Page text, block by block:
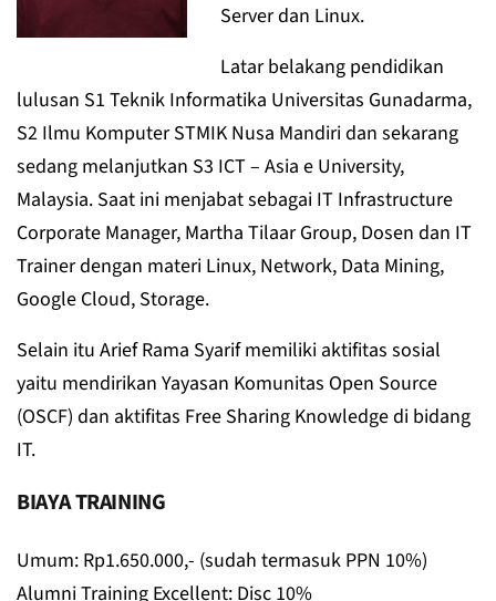
Server dan Linux.
Latar belakang pendidikan
lulusan S1 Teknik Informatika Universitas Gunadarma,
S2 Ilmu Komputer STMIK Nusa Mandiri dan sekarang
sedang melanjutkan S3 ICT – Asia e University,
Malaysia. Saat ini menjabat sebagai IT Infrastructure
Corporate Manager, Martha Tilaar Group, Dosen dan IT
Trainer dengan materi Linux, Network, Data Mining,
Google Cloud, Storage.
Selain itu Arief Rama Syarif memiliki aktifitas sosial
yaitu mendirikan Yayasan Komunitas Open Source
(OSCF) dan aktifitas Free Sharing Knowledge di bidang
IT.
BIAYA TRAINING
Umum: Rp1.650.000,- (sudah termasuk PPN 10%)
Alumni Training Excellent: Disc 10%